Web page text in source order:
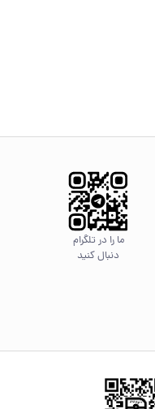
ما را در تلگرام
دنبال کنید